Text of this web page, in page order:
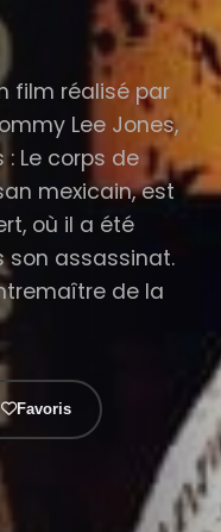
film réalisé par
Lee Jones,
: Le corps de
mexicain, est
où il a été
son assassinat.
de la
Favoris